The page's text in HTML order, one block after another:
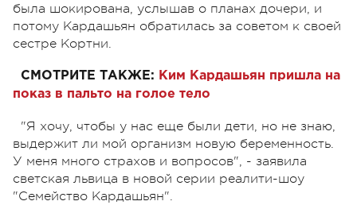
была шокирована, услышав о планах дочери, и
потому Кардашьян обратилась за советом к своей
сестре Кортни.
СМОТРИТЕ ТАКЖЕ: Ким Кардашьян пришла на
показ в пальто на голое тело
"Я хочу, чтобы у нас еще были дети, но не знаю,
выдержит ли мой организм новую беременность.
У меня много страхов и вопросов", - заявила
светская львица в новой серии реалити-шоу
"Семейство Кардашьян".